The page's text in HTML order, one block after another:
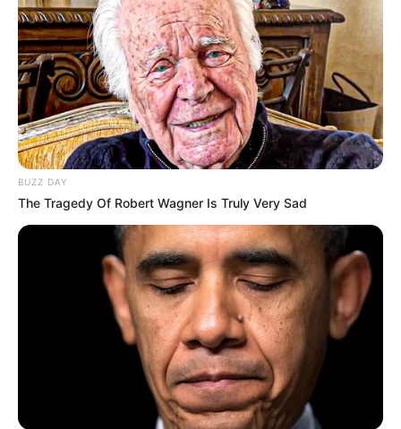
BUZZ DAY
The Tragedy Of Robert Wagner Is Truly Very Sad